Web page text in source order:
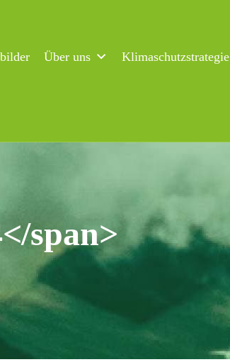
Über uns Klimaschutzstrategie
span>